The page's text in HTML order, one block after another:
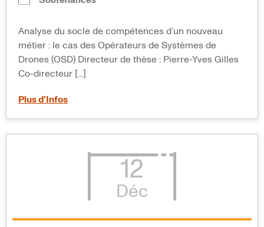
Analyse du socle de compétences d’un nouveau
métier : le cas des Opérateurs de Systèmes de
Drones (OSD) Directeur de thèse : Pierre-Yves Gilles
Co-directeur [...]
Plus d’Infos
12
Déc